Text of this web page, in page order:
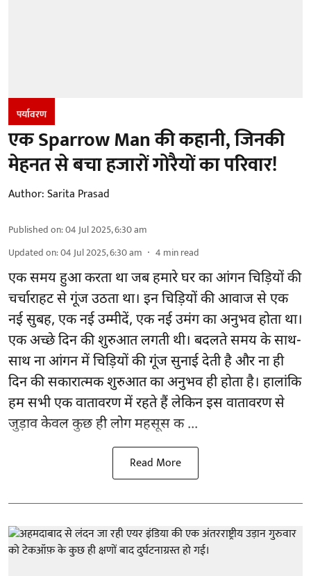
पर्यावरण
एक Sparrow Man की कहानी, जिनकी
मेहनत से बचा हजारों गोरैयों का परिवार!
Author:Sarita Prasad
Published on:04 Jul 2025, 6:30 am
Updated on:04 Jul 2025, 6:30 am 4 min read
एक समय हुआ करता था जब हमारे घर का आंगन चिड़ियों की
चर्चाराहट से गूंज उठता था। इन चिड़ियों की आवाज से एक
नई सुबह, एक नई उम्मीदें, एक नई उमंग का अनुभव होता था।
एक अच्छे दिन की शुरुआत लगती थी। बदलते समय के साथ-
साथ ना आंगन में चिड़ियों की गूंज सुनाई देती है और ना ही
दिन की सकारात्मक शुरुआत का अनुभव ही होता है। हालांकि
हम सभी एक वातावरण में रहते हैं लेकिन इस वातावरण से
जुड़ाव केवल कुछ ही लोग महसूस क ...
Read More